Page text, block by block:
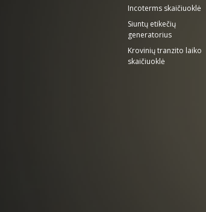
Incoterms skaičiuoklė
Siuntų etikečių
generatorius
Krovinių tranzito laiko
skaičiuoklė